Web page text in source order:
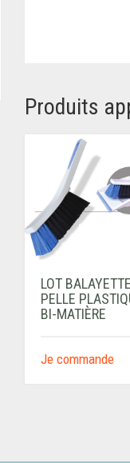
Produits
LOT
PELLE
BI-MATIÈRE
Je commande